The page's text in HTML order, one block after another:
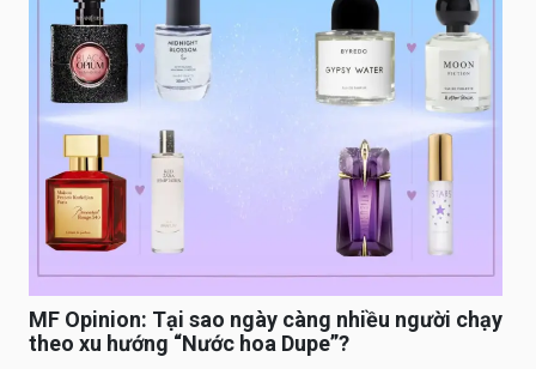
MF Opinion: Tại sao ngày càng nhiều người chạy
theo xu hướng “Nước hoa Dupe”?